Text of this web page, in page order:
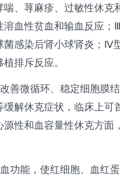
、荨麻疹、过敏性休克
血性贫血和输血反应；
感染后肾小球肾炎；Ⅳ
排斥反应。
善微循环、稳定细胞膜
解休克症状，临床上可
性和血容量性休克方面
功能，使红细胞、血红